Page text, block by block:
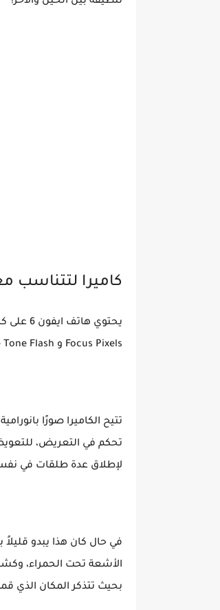
كاميرا لتتناسب
Focus Pixels و True Tone Flash، بحيث تظهر الألوان بشكل طبيعي حتى في الليل باستخدام الفلاش.
تحكم في التعريض،
لإطلاق عدة طلقات في
في حال كان هذا يبدو قليلاً
الأشعة تحت الحمراء،
بحيث تتذكر المكان الذي